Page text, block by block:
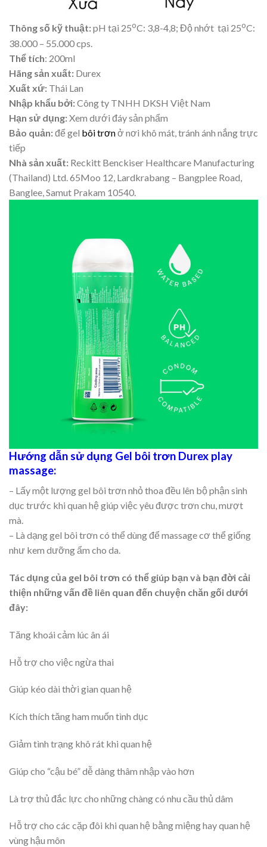
Thông số kỹ thuật:pH tại 25oC: 3,8-4,8; Độ nhớt tại 25oC:
38.000 – 55.000 cps.
Thể tích: 200ml
Hãng sản xuất: Durex
Xuất xứ: Thái Lan
Nhập khẩu bởi:Công ty TNHH DKSH Việt Nam
Hạn sử dụng:Xem dưới đáy sản phẩm
Bảo quản:để gel bôi trơnở nơi khô mát, tránh ánh nắng trực
tiếp
Nhà sản xuất: Reckitt Benckiser Healthcare Manufacturing
(Thailand) Ltd. 65Moo 12, Lardkrabang – Bangplee Road,
Banglee, Samut Prakam 10540.
Hướng dẫn sử dụng Gel bôi trơn Durex play
massage:
– Lấy một lượng gel bôi trơn nhỏ thoa đều lên bộ phận sinh
dục trước khi quan hệ giúp việc yêu được trơn chu, mượt
mà.
– Là dạng gel bôi trơn có thể dùng để massage cơ thể giống
như kem dưỡng ẩm cho da.
Tác dụng của gel bôi trơn có thể giúp bạn và bạn đời cải
thiện những vấn đề liên quan đến chuyện chăn gối dưới
đây:
Tăng khoái cảm lúc ân ái
Hỗ trợ cho việc ngừa thai
Giúp kéo dài thời gian quan hệ
Kích thích tăng ham muốn tình dục
Giảm tình trạng khô rát khi quan hệ
Giúp cho “cậu bé” dễ dàng thâm nhập vào hơn
Là trợ thủ đắc lực cho những chàng có nhu cầu thủ dâm
Hỗ trợ cho các cặp đôi khi quan hệ bằng miệng hay quan hệ
vùng hậu môn